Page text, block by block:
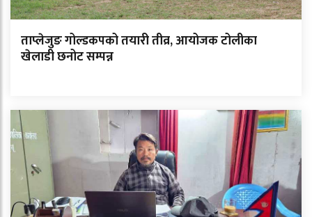
ताप्लेजुङ गोल्डकपको तयारी तीव्र, आयोजक टोलीका
खेलाडी छनोट सम्पन्न